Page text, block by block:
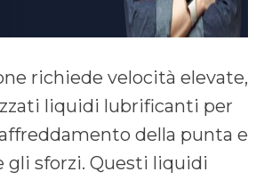
richiede velocità elevate,
liquidi lubrificanti per
della punta e
gli sforzi. Questi liquidi